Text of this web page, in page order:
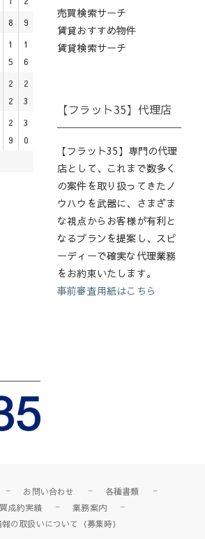
8 9
1
5
1
6
2
2
2
3
2
9
3
0
売買検索サーチ
賃貸おすすめ物件
賃貸検索サーチ
【フラット35】代理店
【フラット35】専門の代理
店として、これまで数多く
の案件を取り扱ってきたノ
ウハウを武器に、さまざま
な視点からお客様が有利と
なるプランを提案し、スピ
ーディーで確実な代理業務
をお約束いたします。
事前審査用紙はこちら
お問い合わせ
各種書類
成約実績
業務案内
の取扱いについて（募集時）